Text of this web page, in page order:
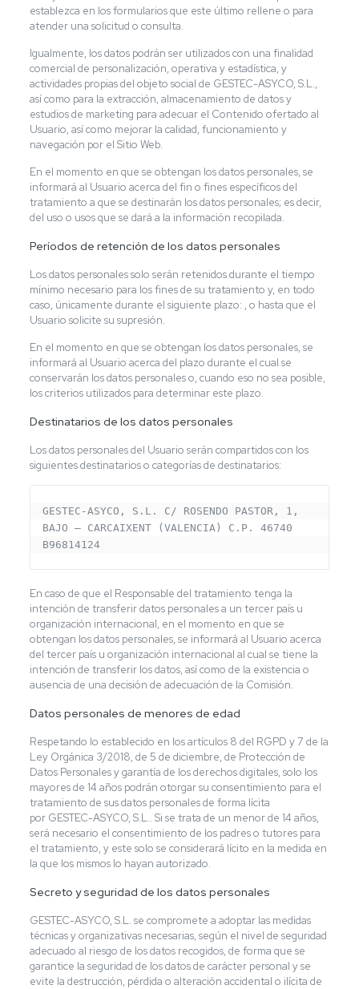
establezca en los formularios que este último rellene o para
atender una solicitud o consulta.
Igualmente, los datos podrán ser utilizados con una finalidad
comercial de personalización, operativa y estadística, y
actividades propias del objeto social de GESTEC-ASYCO, S.L.,
así como para la extracción, almacenamiento de datos y
estudios de marketing para adecuar el Contenido ofertado al
Usuario, así como mejorar la calidad, funcionamiento y
navegación por el Sitio Web.
En el momento en que se obtengan los datos personales, se
informará al Usuario acerca del fin o fines específicos del
tratamiento a que se destinarán los datos personales; es decir,
del uso o usos que se dará a la información recopilada.
Períodos de retención de los datos personales
Los datos personales solo serán retenidos durante el tiempo
mínimo necesario para los fines de su tratamiento y, en todo
caso, únicamente durante el siguiente plazo: , o hasta que el
Usuario solicite su supresión.
En el momento en que se obtengan los datos personales, se
informará al Usuario acerca del plazo durante el cual se
conservarán los datos personales o, cuando eso no sea posible,
los criterios utilizados para determinar este plazo.
Destinatarios de los datos personales
Los datos personales del Usuario serán compartidos con los
siguientes destinatarios o categorías de destinatarios:
GESTEC-ASYCO, S.L. C/ ROSENDO PASTOR, 1,
BAJO – CARCAIXENT (VALENCIA) C.P. 46740
B96814124
En caso de que el Responsable del tratamiento tenga la
intención de transferir datos personales a un tercer país u
organización internacional, en el momento en que se
obtengan los datos personales, se informará al Usuario acerca
del tercer país u organización internacional al cual se tiene la
intención de transferir los datos, así como de la existencia o
ausencia de una decisión de adecuación de la Comisión.
Datos personales de menores de edad
Respetando lo establecido en los artículos 8 del RGPD y 7 de la
Ley Orgánica 3/2018, de 5 de diciembre, de Protección de
Datos Personales y garantía de los derechos digitales, solo los
mayores de 14 años podrán otorgar su consentimiento para el
tratamiento de sus datos personales de forma lícita
por GESTEC-ASYCO, S.L.. Si se trata de un menor de 14 años,
será necesario el consentimiento de los padres o tutores para
el tratamiento, y este solo se considerará lícito en la medida en
la que los mismos lo hayan autorizado.
Secreto y seguridad de los datos personales
GESTEC-ASYCO, S.L. se compromete a adoptar las medidas
técnicas y organizativas necesarias, según el nivel de seguridad
adecuado al riesgo de los datos recogidos, de forma que se
garantice la seguridad de los datos de carácter personal y se
evite la destrucción, pérdida o alteración accidental o ilícita de